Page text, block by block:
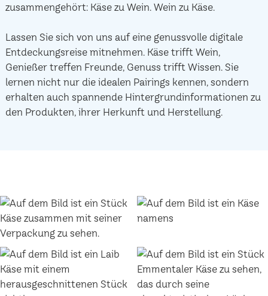
zusammengehört: Käse zu Wein. Wein zu Käse.
Lassen Sie sich von uns auf eine genussvolle digitale
Entdeckungsreise mitnehmen. Käse trifft Wein,
Genießer treffen Freunde, Genuss trifft Wissen. Sie
lernen nicht nur die idealen Pairings kennen, sondern
erhalten auch spannende Hintergrundinformationen zu
den Produkten, ihrer Herkunft und Herstellung.